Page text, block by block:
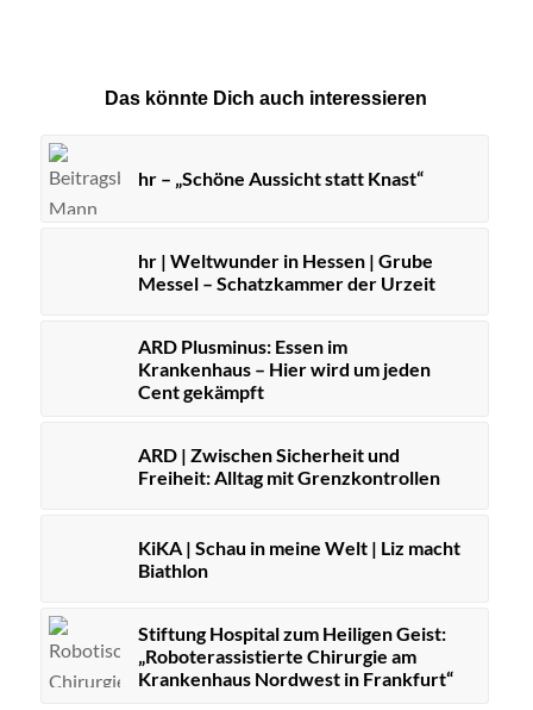
Das könnte Dich auch interessieren
hr – „Schöne Aussicht statt Knast“
hr | Weltwunder in Hessen | Grube
Messel – Schatzkammer der Urzeit
ARD Plusminus: Essen im
Krankenhaus – Hier wird um jeden
Cent gekämpft
ARD | Zwischen Sicherheit und
Freiheit: Alltag mit Grenzkontrollen
KiKA | Schau in meine Welt | Liz macht
Biathlon
Stiftung Hospital zum Heiligen Geist:
„Roboterassistierte Chirurgie am
Krankenhaus Nordwest in Frankfurt“